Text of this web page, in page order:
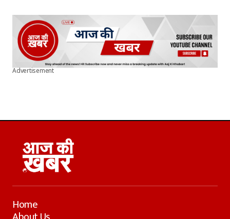
Advertisement
Home